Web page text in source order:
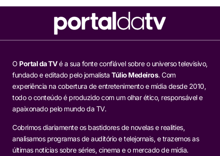
O Portal da TVé a sua fonte confiável sobre o universo televisivo,
fundado e editado pelo jornalista Túlio Medeiros. Com
experiência na cobertura de entretenimento e mídia desde 2010,
todo o conteúdo é produzido com um olhar ético, responsável e
apaixonado pelo mundo da TV.
Cobrimos diariamente os bastidores de novelas e realities,
analisamos programas de auditório e telejornais, e trazemos as
últimas notícias sobre séries, cinema e o mercado de mídia.